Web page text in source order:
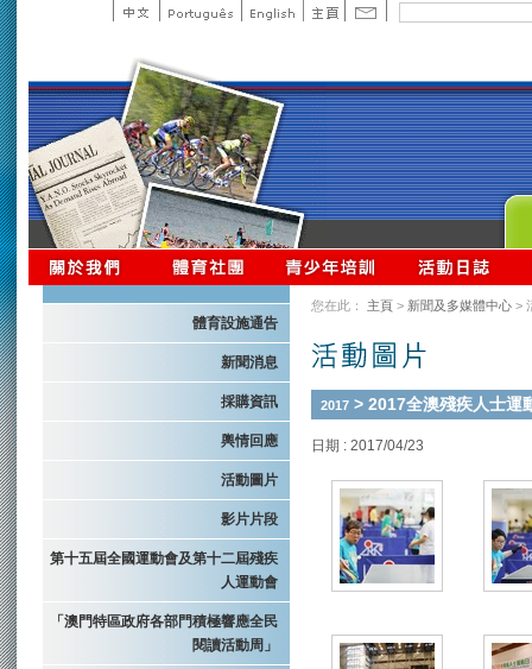
體育設施通告
新聞消息
採購資訊
輿情回應
活動圖片
影片片段
第十五屆全國運動會及第十二屆殘疾
人運動會
「澳門特區政府各部門積極響應全民
閱讀活動周」
您在此： 主頁 > 新聞及多媒體中心 >
2017 > 2017全澳殘疾人士運
日期 : 2017/04/23